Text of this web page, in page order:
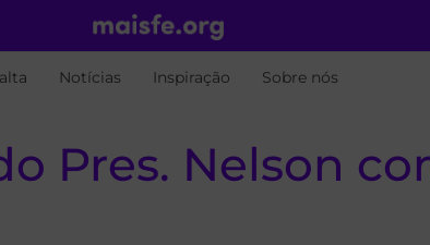
Notícias Inspiração Sobre nós
Pres. Nelson